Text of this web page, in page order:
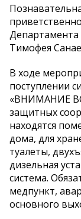
Тимофея
В ходе
поступлении
«ВНИМАНИЕ
защитных
находятся
дома, для
туалеты,
дизельная
система.
медпункт,
основного